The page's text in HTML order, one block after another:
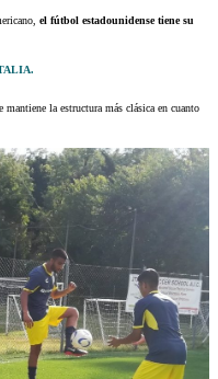
el fútbol estadounidense tiene su
la estructura más clásica en cuanto